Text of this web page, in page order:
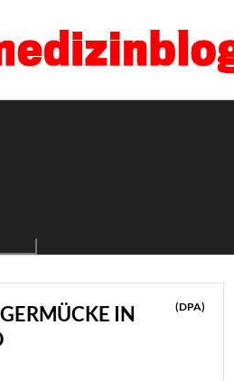
IN
(DPA)